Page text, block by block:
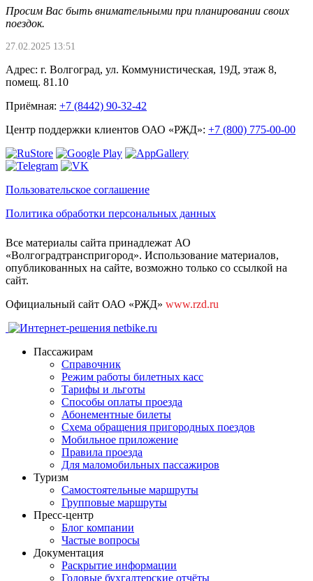
Просим Вас быть внимательными при планировании своих
поездок.
27.02.2025 13:51
Адрес: г. Волгоград, ул. Коммунистическая, 19Д, этаж 8,
помещ. 81.10
Приёмная: +7 (8442) 90-32-42
Центр поддержки клиентов ОАО «РЖД»: +7 (800) 775-00-00
Пользовательское соглашение
Политика обработки персональных данных
Все материалы сайта принадлежат АО
«Волгоградтранспригород». Использование материалов,
опубликованных на сайте, возможно только со ссылкой на
сайт.
Официальный сайт ОАО «РЖД» www.rzd.ru
Пассажирам
Справочник
Режим работы билетных касс
Тарифы и льготы
Способы оплаты проезда
Абонементные билеты
Схема обращения пригородных поездов
Мобильное приложение
Правила проезда
Для маломобильных пассажиров
Туризм
Самостоятельные маршруты
Групповые маршруты
Пресс-центр
Блог компании
Частые вопросы
Документация
Раскрытие информации
Годовые бухгалтерские отчёты